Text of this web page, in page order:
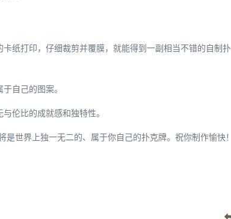
纸打印，仔细裁剪并覆膜，就能得到一副相当不错的自制扑
自己的图案。
与伦比的成就感和独特性。
世界上独一无二的、属于你自己的扑克牌。祝你制作愉快！